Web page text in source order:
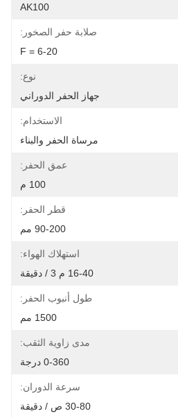
AK100
صلابة حفر الصخور:
F = 6-20
نوع:
جهاز الحفر الدوراني
الاستخدام:
مرساة الحفر والبناء
عمق الحفر:
100 م
قطر الحفر:
90-200 مم
استهلاك الهواء:
16-40 م 3 / دقيقة
طول أنبوب الحفر:
1500 مم
مدى زاوية الثقب:
0-360 درجة
سرعة الدوران:
30-80 ص / دقيقة